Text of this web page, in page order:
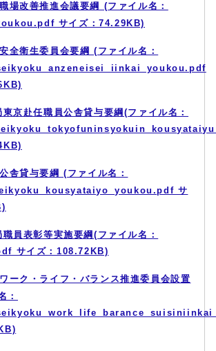
場改善推進会議要綱 (ファイル名：
サイズ：74.29KB)
全衛生委員会要綱 (ファイル名：
京赴任職員公舎貸与要綱(ファイル名：
舎貸与要綱 (ファイル名：
サ
員表彰等実施要綱(ファイル名：
サイズ：108.72KB)
ーク・ライフ・バランス推進委員会設置
：